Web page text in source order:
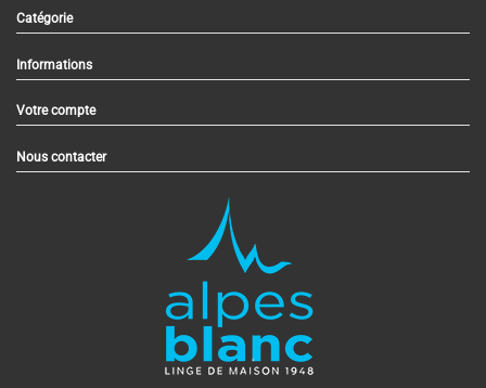
Catégorie
Informations
Votre compte
Nous contacter